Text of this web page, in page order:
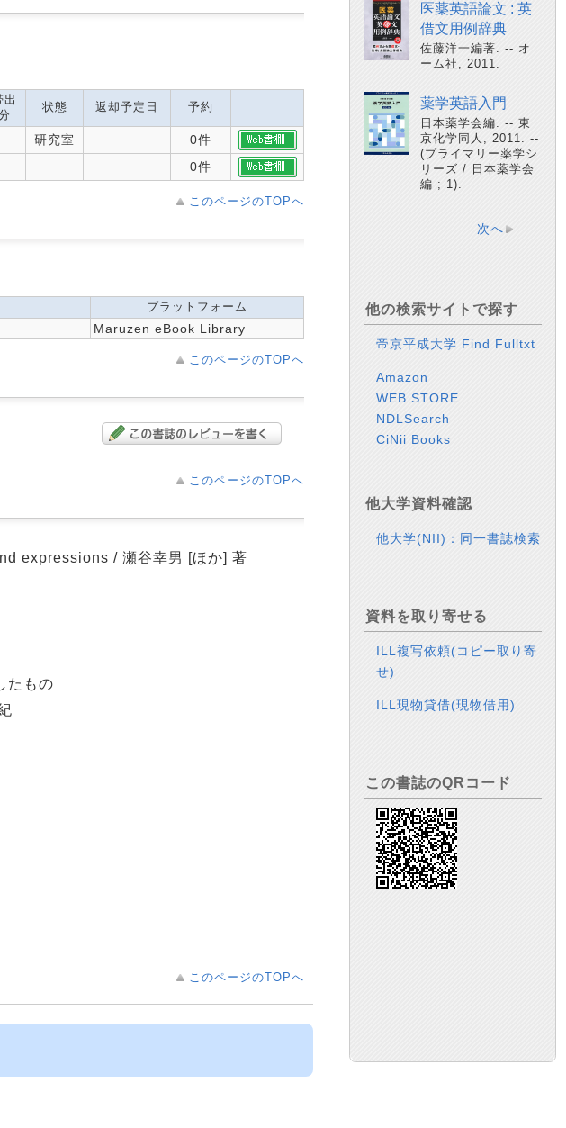
出
状態 返却予定日 予約
研究室
0件
0件
このページのTOPへ
プラットフォーム
Maruzen eBook Library
このページのTOPへ
このページのTOPへ
expressions / 瀬谷幸男 [ほか] 著
たもの
このページのTOPへ
医薬英語論文 : 英
借文用例辞典
佐藤洋一編著. -- オ
ーム社, 2011.
薬学英語入門
日本薬学会編. -- 東
京化学同人, 2011. --
(プライマリー薬学シ
リーズ / 日本薬学会
編 ; 1).
次へ
他の検索サイトで探す
帝京平成大学 Find Fulltxt
Amazon
WEB STORE
NDLSearch
CiNii Books
他大学資料確認
他大学(NII)：同一書誌検索
資料を取り寄せる
ILL複写依頼(コピー取り寄
せ)
ILL現物貸借(現物借用)
この書誌のQRコード